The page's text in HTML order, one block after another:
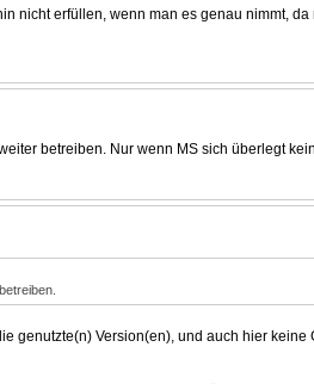
nicht erfüllen, wenn man es genau nimmt,
betreiben. Nur wenn MS sich überlegt
genutzte(n) Version(en), und auch hier